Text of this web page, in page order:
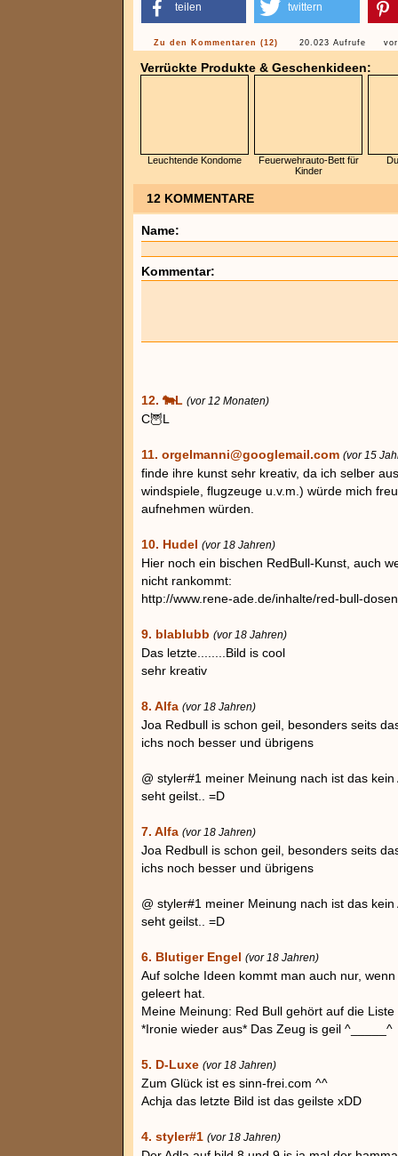
teilen twittern
Zu den Kommentaren (12) 20.023 Aufrufe
Verrückte Produkte & Geschenkideen:
Leuchtende Kondome
Feuerwehrauto-Bett für
Kinder
12 KOMMENTARE
Name:
Kommentar:
12. 🐄L (vor 12 Monaten)
C🦉L
11. orgelmanni@googlemail.com (vor 15
finde ihre kunst sehr kreativ, da ich selber
windspiele, flugzeuge u.v.m.) würde mich
aufnehmen würden.
10. Hudel (vor 18 Jahren)
Hier noch ein bischen RedBull-Kunst, auch
nicht rankommt:
http://www.rene-ade.de/inhalte/red-bull-
9. blablubb (vor 18 Jahren)
Das letzte........Bild is cool
sehr kreativ
8. Alfa (vor 18 Jahren)
Joa Redbull is schon geil, besonders seits
ichs noch besser und übrigens
@ styler#1 meiner Meinung nach ist das
seht geilst.. =D
7. Alfa (vor 18 Jahren)
Joa Redbull is schon geil, besonders seits
ichs noch besser und übrigens
@ styler#1 meiner Meinung nach ist das
seht geilst.. =D
6. Blutiger Engel (vor 18 Jahren)
Auf solche Ideen kommt man auch nur,
geleert hat.
Meine Meinung: Red Bull gehört auf die
*Ironie wieder aus* Das Zeug is geil ^_____^
5. D-Luxe (vor 18 Jahren)
Zum Glück ist es sinn-frei.com ^^
Achja das letzte Bild ist das geilste xDD
4. styler#1 (vor 18 Jahren)